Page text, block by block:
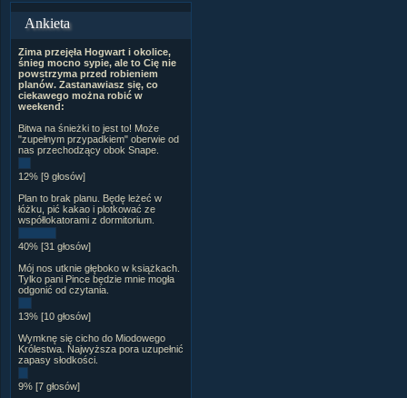
Ankieta
Zima przejęła Hogwart i okolice,
śnieg mocno sypie, ale to Cię nie
powstrzyma przed robieniem
planów. Zastanawiasz się, co
ciekawego można robić w
weekend:
Bitwa na śnieżki to jest to! Może
"zupełnym przypadkiem" oberwie od
nas przechodzący obok Snape.
12% [9 głosów]
Plan to brak planu. Będę leżeć w
łóżku, pić kakao i plotkować ze
współlokatorami z dormitorium.
40% [31 głosów]
Mój nos utknie głęboko w książkach.
Tylko pani Pince będzie mnie mogła
odgonić od czytania.
13% [10 głosów]
Wymknę się cicho do Miodowego
Królestwa. Najwyższa pora uzupełnić
zapasy słodkości.
9% [7 głosów]